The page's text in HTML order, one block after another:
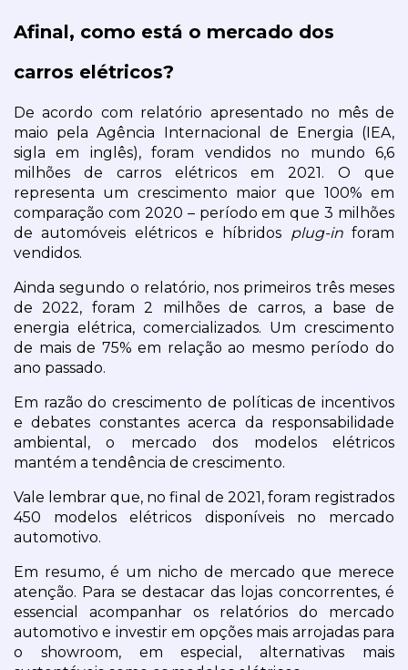
Afinal, como está o mercado dos
carros elétricos?
De acordo com relatório apresentado no mês de
maio pela Agência Internacional de Energia (IEA,
sigla em inglês), foram vendidos no mundo 6,6
milhões de carros elétricos em 2021. O que
representa um crescimento maior que 100% em
comparação com 2020 – período em que 3 milhões
de automóveis elétricos e híbridos
plug-in foram
vendidos.
Ainda segundo o relatório, nos primeiros três meses
de 2022, foram 2 milhões de carros, a base de
energia elétrica, comercializados. Um crescimento
de mais de 75% em relação ao mesmo período do
ano passado.
Em razão do crescimento de políticas de incentivos
e debates constantes acerca da responsabilidade
ambiental, o mercado dos modelos elétricos
mantém a tendência de crescimento.
Vale lembrar que, no final de 2021, foram registrados
450 modelos elétricos disponíveis no mercado
automotivo.
Em resumo, é um nicho de mercado que merece
atenção. Para se destacar das lojas concorrentes, é
essencial acompanhar os relatórios do mercado
automotivo e investir em opções mais arrojadas para
o showroom, em especial, alternativas mais